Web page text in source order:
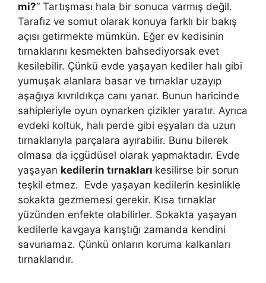
mi?“ Tartışması hala bir sonuca varmış değil.
Tarafız ve somut olarak konuya farklı bir bakış
açısı getirmekte mümkün. Eğer ev kedisinin
tırnaklarını kesmekten bahsediyorsak evet
kesilebilir. Çünkü evde yaşayan kediler halı gibi
yumuşak alanlara basar ve tırnaklar uzayıp
aşağıya kıvrıldıkça canı yanar. Bunun haricinde
sahipleriyle oyun oynarken çizikler yaratır. Ayrıca
evdeki koltuk, halı perde gibi eşyaları da uzun
tırnaklarıyla parçalara ayırabilir. Bunu bilerek
olmasa da içgüdüsel olarak yapmaktadır. Evde
yaşayan kedilerin tırnakları kesilirse bir sorun
teşkil etmez. Evde yaşayan kedilerin kesinlikle
sokakta gezmemesi gerekir. Kısa tırnaklar
yüzünden enfekte olabilirler. Sokakta yaşayan
kedilerle kavgaya karıştığı zamanda kendini
savunamaz. Çünkü onların koruma kalkanları
tırnaklarıdır.